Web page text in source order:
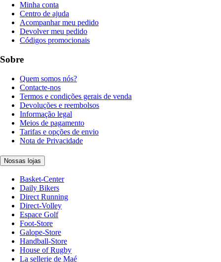
Minha conta
Centro de ajuda
Acompanhar meu pedido
Devolver meu pedido
Códigos promocionais
Sobre
Quem somos nós?
Contacte-nos
Termos e condições gerais de venda
Devoluções e reembolsos
Informação legal
Meios de pagamento
Tarifas e opções de envio
Nota de Privacidade
Nossas lojas
Basket-Center
Daily Bikers
Direct Running
Direct-Volley
Espace Golf
Foot-Store
Galope-Store
Handball-Store
House of Rugby
La sellerie de Maé